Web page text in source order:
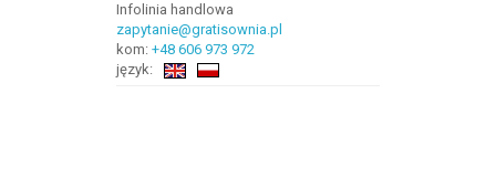
Infolinia handlowa
zapytanie@gratisownia.pl
kom: +48 606 973 972
język: